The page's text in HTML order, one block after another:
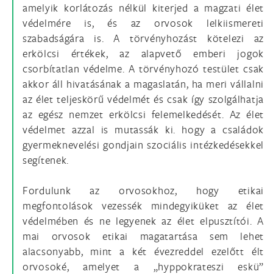
amelyik korlátozás nélkül kiterjed a magzati élet
védelmére is, és az orvosok lelkiismereti
szabadságára is. A törvényhozást kötelezi az
erkölcsi értékek, az alapvető emberi jogok
csorbítatlan védelme. A törvényhozó testület csak
akkor áll hivatásának a magaslatán, ha meri vállalni
az élet teljeskörű védelmét és csak így szolgálhatja
az egész nemzet erkölcsi felemelkedését. Az élet
védelmet azzal is mutassák ki. hogy a családok
gyermeknevelési gondjain szociális intézkedésekkel
segítenek.
Fordulunk az orvosokhoz, hogy etikai
megfontolások vezessék mindegyiküket az élet
védelmében és ne legyenek az élet elpusztítói. A
mai orvosok etikai magatartása sem lehet
alacsonyabb, mint a két évezreddel ezelőtt élt
orvosoké, amelyet a „hyppokrateszi eskü”